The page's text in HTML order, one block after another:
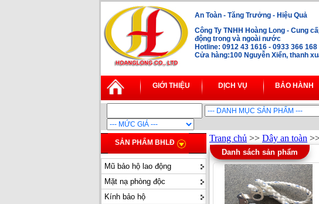
An Toàn - Tăng Trưởng - Hiệu Quả
Công Ty TNHH Hoàng Long - Cung
động trong và ngoài nước
Hotline: 0912 43 1616 - 0933 366 168
Cửa hàng:100 Nguyễn Xiển, thanh
GIỚI THIỆU DỊCH VỤ BẢO HÀNH
SẢN PHẨM BHLĐ
Mũ bảo hộ lao động
Mặt nạ phòng độc
Kính bảo hộ
Trang chủ >> Dây an toàn
Danh sách sản phẩm